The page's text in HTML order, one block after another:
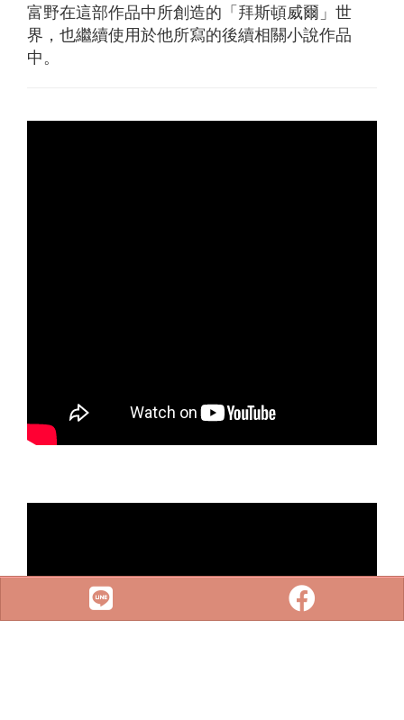
富野在這部作品中所創造的「拜斯頓威爾」世
界，也繼續使用於他所寫的後續相關小說作品
中。